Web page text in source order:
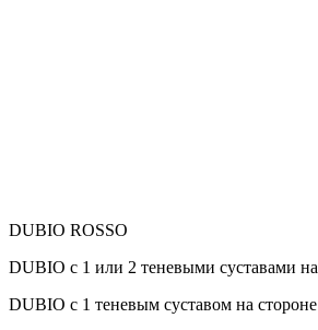
DUBIO ROSSO
DUBIO с 1 или 2 теневыми суставами
DUBIO с 1 теневым суставом на